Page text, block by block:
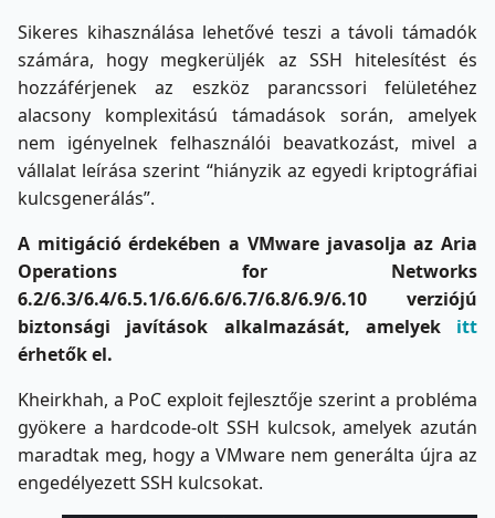
Sikeres kihasználása lehetővé teszi a távoli támadók
számára, hogy megkerüljék az SSH hitelesítést és
hozzáférjenek az eszköz parancssori felületéhez
alacsony komplexitású támadások során, amelyek
nem igényelnek felhasználói beavatkozást, mivel a
vállalat leírása szerint “hiányzik az egyedi kriptográfiai
kulcsgenerálás”.
A mitigáció érdekében a VMware javasolja az Aria
Operations for Networks
6.2/6.3/6.4/6.5.1/6.6/6.6/6.7/6.8/6.9/6.10 verziójú
biztonsági javítások alkalmazását, amelyek itt
érhetők el.
Kheirkhah, a PoC exploit fejlesztője szerint a probléma
gyökere a hardcode-olt SSH kulcsok, amelyek azután
maradtak meg, hogy a VMware nem generálta újra az
engedélyezett SSH kulcsokat.